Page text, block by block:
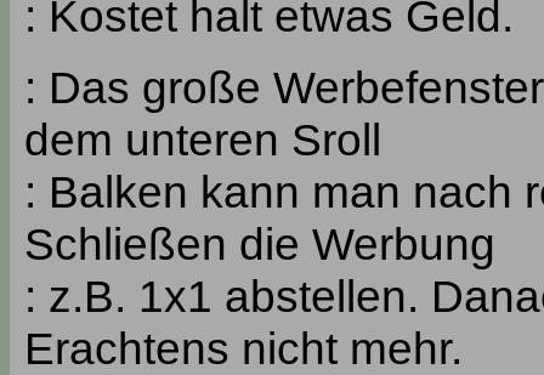
: Kostet halt etwas Geld.
: Das große
dem unteren Sroll
: Balken kann man nach
Schließen die Werbung
: z.B. 1x1 abstellen.
Erachtens nicht mehr.